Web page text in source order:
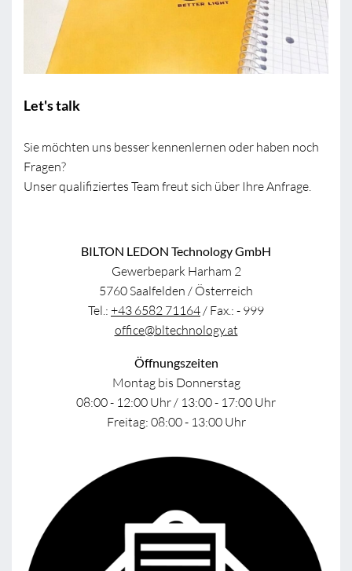
Let's talk
Sie möchten uns besser kennenlernen oder haben noch
Fragen?
Unser qualifiziertes Team freut sich über Ihre Anfrage.
BILTON LEDON Technology GmbH
Gewerbepark Harham 2
5760 Saalfelden / Österreich
Tel.: +43 6582 71164/ Fax.: - 999
office@bltechnology.at
Öffnungszeiten
Montag bis Donnerstag
08:00 - 12:00 Uhr / 13:00 - 17:00 Uhr
Freitag: 08:00 - 13:00 Uhr